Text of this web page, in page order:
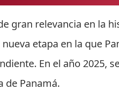
gran relevancia en la
etapa en la que
En el año 2025,
de Panamá.